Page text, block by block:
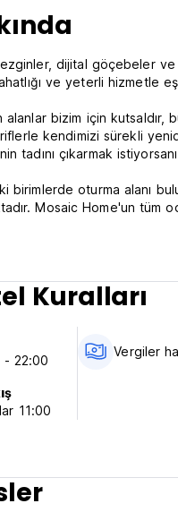
dijital göçebeler ve
ve yeterli hizmetle
alanlar bizim için
kendimizi sürekli
tadını çıkarmak
birimlerde oturma alanı
Mosaic Home'un tüm
Kuralları
- 22:00
11:00
Vergiler